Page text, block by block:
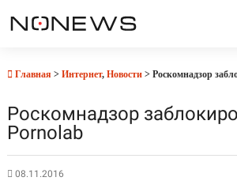
Главная > Интернет, Новости> Роскомнадзор
Роскомнадзор
Pornolab
08.11.2016